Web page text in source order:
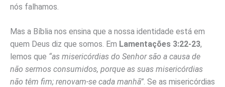
nós falhamos.
Mas a Bíblia nos ensina que a nossa identidade está em
quem Deus diz que somos. Em Lamentações 3:22-23,
lemos que “as misericórdias do Senhor são a causa de
não sermos consumidos, porque as suas misericórdias
não têm fim; renovam-se cada manhã” . Se as misericórdias